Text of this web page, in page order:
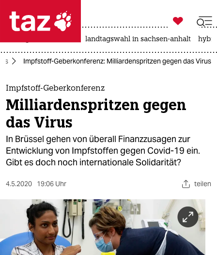
 taz zahl ich
taz zahl ich
themen
politik
öko
gesellschaft
berlin
nord

taz zahl ich
landtagswahl in sachsen-anhalt
Impfstoff-Geberkonferenz: Milliardenspritzen gegen das Virus
Impfstoff-Geberkonferenz
Milliardenspritzen gegen
das Virus
In Brüssel gehen von überall Finanzzusagen zur
Entwicklung von Impfstoffen gegen Covid-19 ein.
Gibt es doch noch internationale Solidarität?
4.5.2020 19:06 Uhr teilen